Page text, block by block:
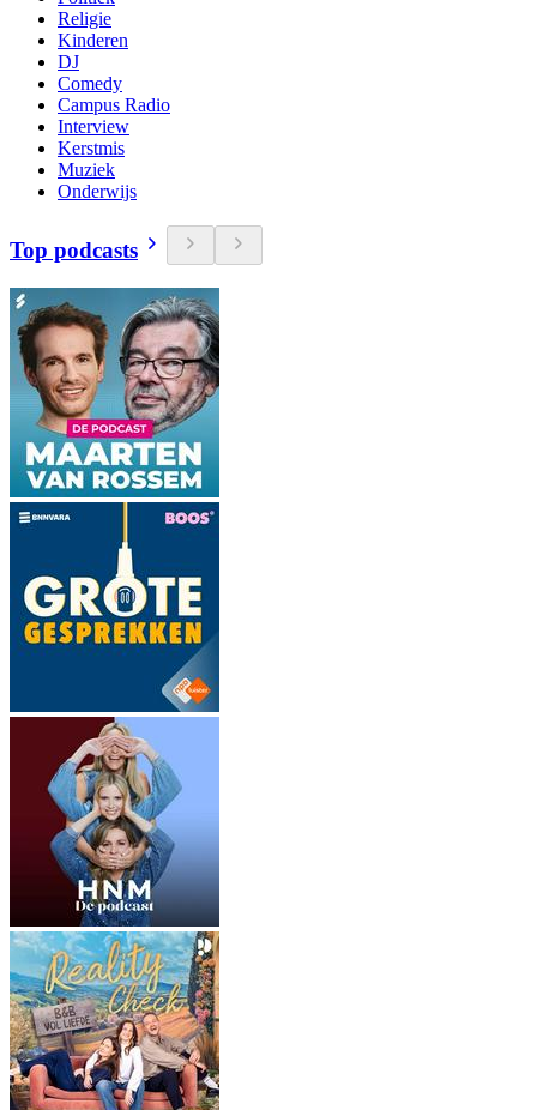
Religie
Kinderen
DJ
Comedy
Campus Radio
Interview
Kerstmis
Muziek
Onderwijs
Top podcasts